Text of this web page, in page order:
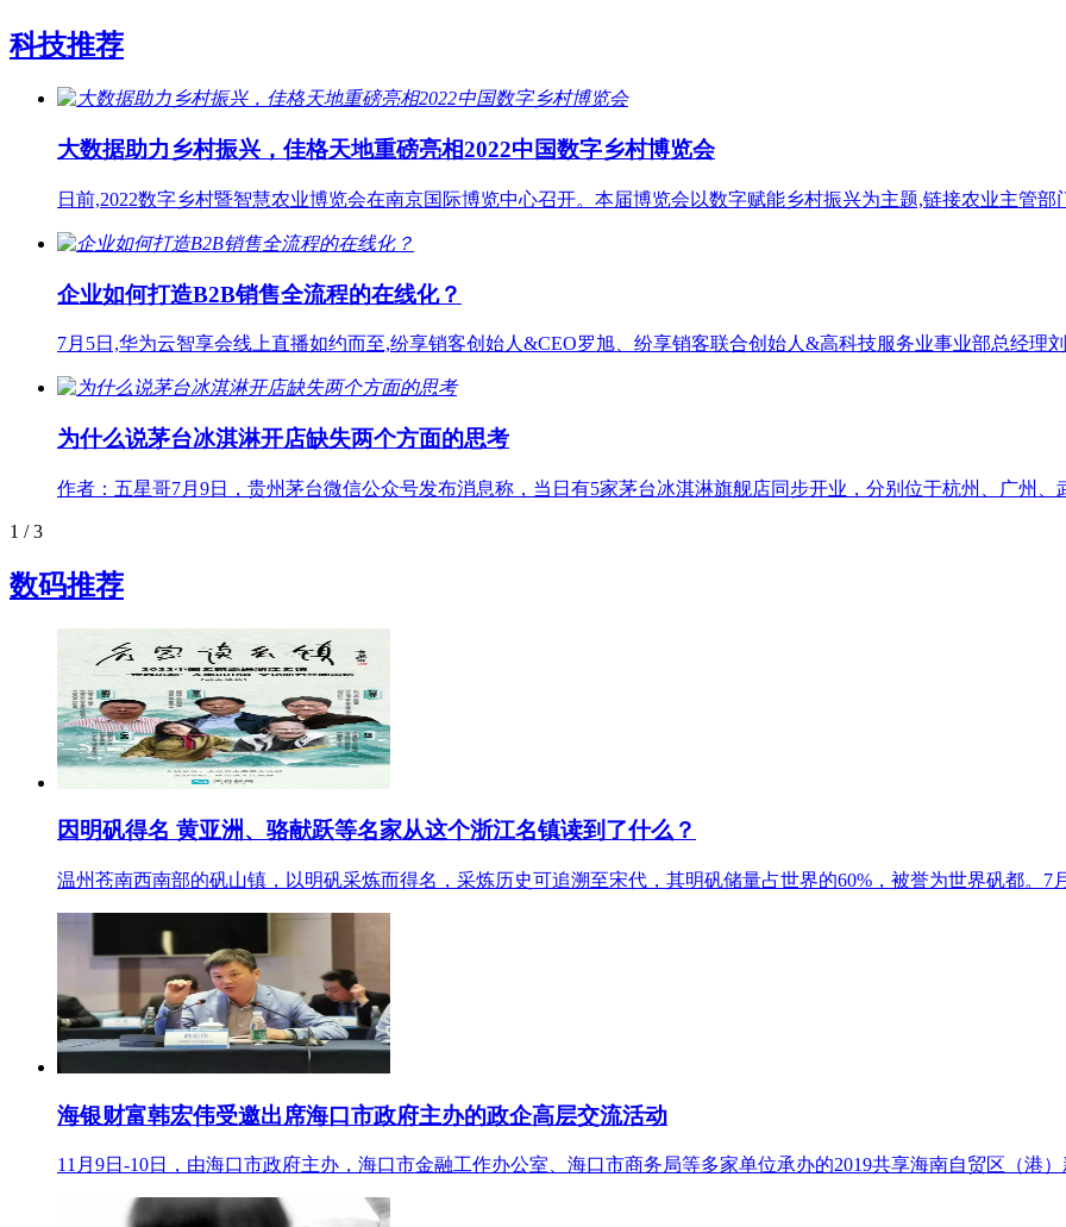
科技推荐
大数据助力乡村振兴，佳格天地重磅亮相2022中国数字乡村博览会
日前,2022数字乡村暨智慧农业博览会在南京国际博览中心召开。本届博览会以数字赋能乡村振兴为主题,链接农业主管
企业如何打造B2B销售全流程的在线化？
7月5日,华为云智享会线上直播如约而至,纷享销客创始人&CEO罗旭、纷享销客联合创始人&高科技服务业事业部总经理
为什么说茅台冰淇淋开店缺失两个方面的思考
作者：五星哥7月9日，贵州茅台微信公众号发布消息称，当日有5家茅台冰淇淋旗舰店同步开业，分别位于杭州、广州、
1 / 3
数码推荐
因明矾得名 黄亚洲、骆献跃等名家从这个浙江名镇读到了什么？
温州苍南西南部的矾山镇，以明矾采炼而得名，采炼历史可追溯至宋代，其明矾储量占世界的60%，被誉为世界矾都。7
海银财富韩宏伟受邀出席海口市政府主办的政企高层交流活动
11月9日-10日，由海口市政府主办，海口市金融工作办公室、海口市商务局等多家单位承办的2019共享海南自贸区（港